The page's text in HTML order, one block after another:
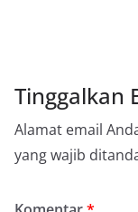
Tinggalkan
Alamat email
yang wajib